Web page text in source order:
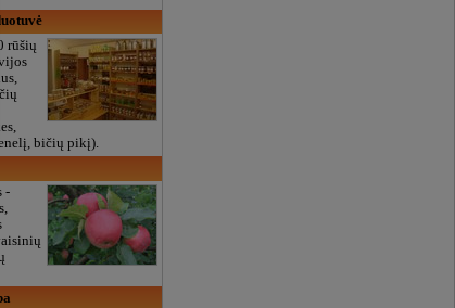
rūšių
bičių pikį).
-